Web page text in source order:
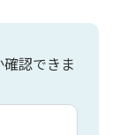
認できま